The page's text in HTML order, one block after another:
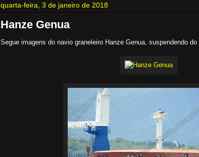
quarta-feira, 3 de janeiro de 2018
Hanze Genua
Segue imagens do navio graneleiro Hanze Genua, suspendendo